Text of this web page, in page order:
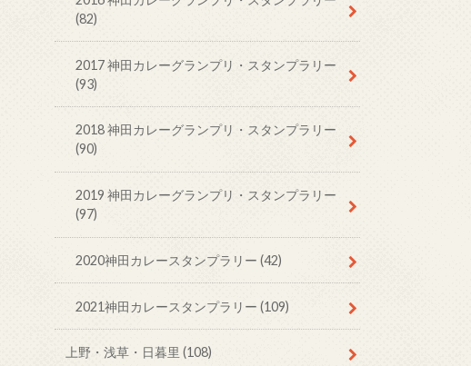
(82)
2017 神田カレーグランプリ・スタンプラリー
(93)
2018 神田カレーグランプリ・スタンプラリー
(90)
2019 神田カレーグランプリ・スタンプラリー
(97)
2020神田カレースタンプラリー(42)
2021神田カレースタンプラリー(109)
上野・浅草・日暮里 (108)